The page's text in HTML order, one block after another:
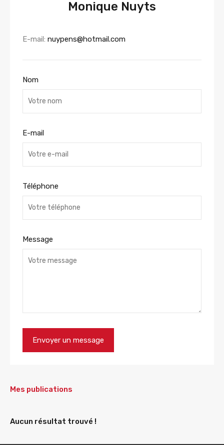
Monique Nuyts
E-mail: nuypens@hotmail.com
Nom
E-mail
Téléphone
Message
Mes publications
Aucun résultat trouvé !